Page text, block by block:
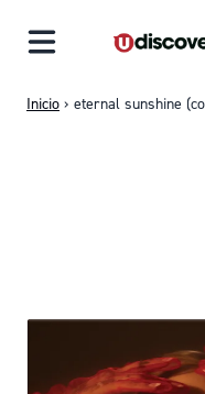
Inicio › eternal sunshine